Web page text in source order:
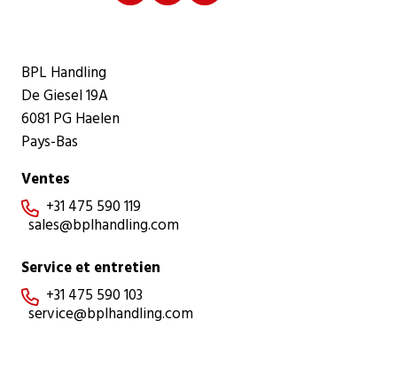
BPL Handling
De Giesel 19A
6081 PG Haelen
Pays-Bas
Ventes
 +31 475 590 119
sales@bplhandling.com
Service et entretien
 +31 475 590 103
service@bplhandling.com